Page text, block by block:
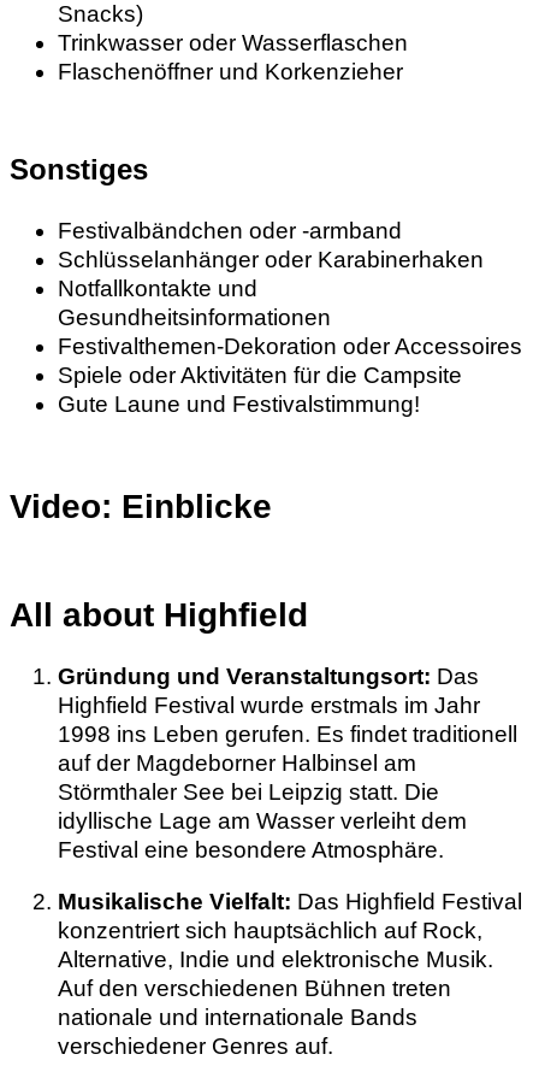
Snacks)
Trinkwasser oder Wasserflaschen
Flaschenöffner und Korkenzieher
Sonstiges
Festivalbändchen oder -armband
Schlüsselanhänger oder Karabinerhaken
Notfallkontakte und
Gesundheitsinformationen
Festivalthemen-Dekoration oder Accessoires
Spiele oder Aktivitäten für die Campsite
Gute Laune und Festivalstimmung!
Video: Einblicke
All about Highfield
Gründung und Veranstaltungsort: Das
Highfield Festival wurde erstmals im Jahr
1998 ins Leben gerufen. Es findet traditionell
auf der Magdeborner Halbinsel am
Störmthaler See bei Leipzig statt. Die
idyllische Lage am Wasser verleiht dem
Festival eine besondere Atmosphäre.
Musikalische Vielfalt: Das Highfield Festival
konzentriert sich hauptsächlich auf Rock,
Alternative, Indie und elektronische Musik.
Auf den verschiedenen Bühnen treten
nationale und internationale Bands
verschiedener Genres auf.